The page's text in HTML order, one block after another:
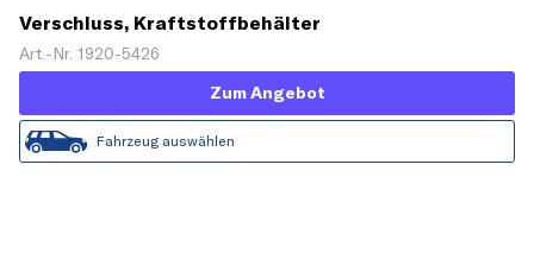
Verschluss, Kraftstoffbehälter
Art.-Nr. 1920-5426
Zum Angebot
Fahrzeug auswählen